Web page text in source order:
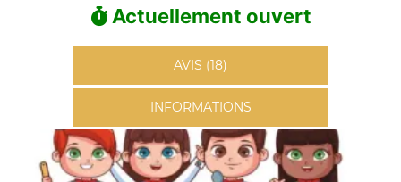
Actuellement ouvert
AVIS (18)
INFORMATIONS